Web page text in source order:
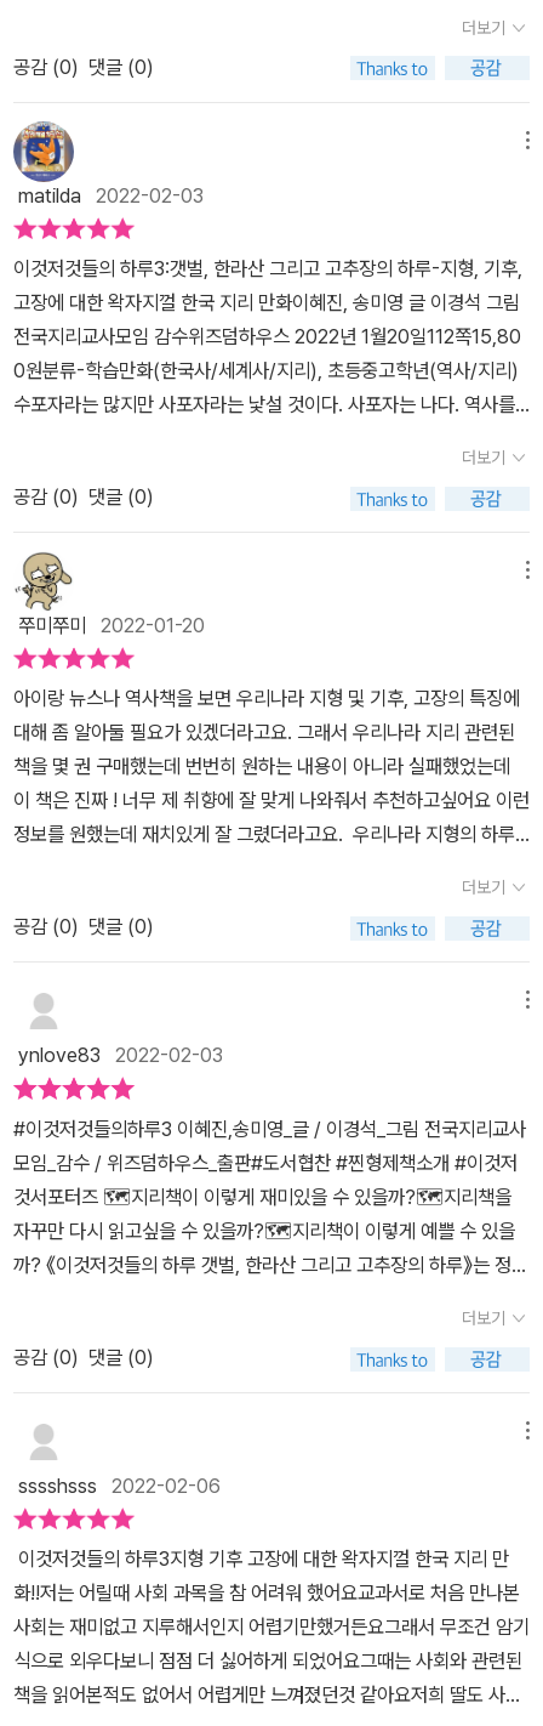
편은 언제 나오냐고 야단이다. 아이들과 함께 어른들도 함께 보면 좋
을 책이다.#위즈덤하우스 #이것저것들의하루3 #이것저것서포터즈
루 1편>은 똥,말미잘,화산의 하루 - 몸, 동물, 지구에 대한 왁자지껄
과학만화!<이것저것들의 하루 2편>에서는 바퀴, 파라오, 매머드의
하루- 사람, 물건, 동물들에 대한 왁자지껄 세계 역사 만화!<이것저것
들의 하루 3편>에서는 갯벌, 한라산 그리고 고추장의 하루- 지형, 기
후, 고장에 대한 왁자지껄 한국 지리 만화! 과학, 세계역사, 우리나라
지리 까지 너무 재미있고 유익한 시리즈다. *이것저것들의 하루 2편
을 너무 재미있게 읽었던지라 3편이 언제 나오나 기다리고 있었다.이
번에는 우리나라 지리의 이것저것들에 관한 모든 것이란다. 갯벌, 한
라산 그리고 고추장의 하루 라니~ 너무 기대된다.갯벌이야 두말하면
잔소리로 아이들이 진흙밭에서 뒹구는 걸 좋아하고, 한라산은 우리
나라 산중에 제일 높고 꼭 가고 싶은 산으로 찜해 놓았고, 고추장은 먹
어 봤지만 어떻게 만드는지 궁금해 했는데, 이것저것들의 하루 3편
에서 만났다고 아이들이 좋아한다.*이것저것들의 하루3편에서는 <
우리나라 지형의 하루><우리나라 기후의 하루><우리나라 고장의
어있는지, 사계절을 마주하는 우리나라 기후가 얼마나 변화무쌍한지,
우리나라 구석구석 에서 벌어지는지 일들이 바로 이 책에 담겨있다.
아이들이 재미있게 읽었다. 많은 양의 정보가 담긴 책은 읽다가 어려
워 지쳐 포기하게 된다. 하지만 이 책은 아이들이 부담없이 편하게 볼
수 있도록 하루 이야기를 들려준다.우리나라 고장의 하루에서는 우리
가 살고 있는 친근한 고장이야기를 들려준다. 우리 아이들은 인천이
나 파주휴전선, 자유로 등 자신이 경험하고 들었던 부분에서 더 관심
있게 보았다. 인천 짜장면 이야기 장면에서는 할 말이 많아진다. 인천
에 살면서 차이나타운에 직접 가서 짜장면을 먹고 들어봤던 이야기를
다.*이것저것들의 하루 시리즈는 다양한 분야의 이것저것들의 하루
를 보여주며 설명해주는 책이다.책에서는 우리나라 지리의 이런저런
것들의 하루를 보여주고 '요모조모 뜯어보기'에서 깊이있는 정보를 제
공하고, '비밀일기'에서는 알려지지 않은 이야기까지 들려준다. 아이
들의 호기심을 제대로 발동시킨다. '단어 뜻을 알려 줄게!' 에서는 책
속의 어려운 단어들을 쉽게 설명해 주어서 쉽고 즐거운 독서가 되도
록 도와준다.다음 이것저것들의 하루 4편은 어떤 하루 이야기를 들려
줄지 너무 기대된다.@위즈덤하우스 에서 좋은 책 보내주셔서 잘 읽
었습니다.감사합니다 <출판사로부터 제공받은 책을 읽고 작성한 주
관적인 글입니다 >
더보기
공감 (0) 댓글 (0)
matilda 2022-02-03
이것저것들의 하루3:갯벌, 한라산 그리고 고추장의 하루-지형, 기후,
고장에 대한 왁자지껄 한국 지리 만화이혜진, 송미영 글 이경석 그림
전국지리교사모임 감수위즈덤하우스 2022년 1월20일112쪽15,80
0원분류-학습만화(한국사/세계사/지리), 초등중고학년(역사/지리)
수포자라는 많지만 사포자라는 낯설 것이다. 사포자는 나다. 역사를
력의 부족인가. 암기력의 부족인가. 아무리 생각해보지만, 해답은 나
오지 않는다. 나도 10살이던 시절이 있었다. 그때는 새해가 되면 그냥
한 살먹고 새 학년이 되어 새 친구를 만난다고 설레기 바빴다. 이제 1
0살의 학부모가 되고 보니, 새학년으로 올라가는게 마냥 반갑지만은
않다. 드디어 내가 무서워하던 사회가 아이가 배우는 과목에 들어왔
기 때문이다. 송재환 선생님의 자녀교육서를 좋아한다. 아주 명쾌하
고 사족을 없애 요점만 정리해서 전해주시는 선생님의 책은 거의 구
비해서 두고두고 보는 편이다. 위즈덤하우스의 <초등3학년 늘어난
교과 공부, 어휘력으로 잡아라>에서도 사회를 다루고 있다. 아이들이
사회를 어려워하는 이유는 한마디로 ‘어휘‘때문이라고 하셨다. 사회
라고 하는 과목은 시공간의 확장성을 다루고 있기에 그에 대한 어휘
가 더 방대하다는 것이다. 이 사회라는 방대한 어휘를 우리 아이가 어
떻게 받아들이게 할 것인가? 사회를 좋아하는 아이로 만들 수 있는
방법은 부모님에게 달렸다. 억지로 암기를 하게 할 것인가. 즐거운 학
평활동으로 만나게 된 이 책은 3편이다. 이 책은 지형과 기후와 우리
나라 고장을 다루고 있다. 이 책에서 설명하고 있는 어휘들을 나열해
본다. 각 장에서 가장 마음에 드는 부분을 골라보았다.지형-문경 새
재, 순천만, 간척, 갯벌, 다도해, 석회동굴, 제주도 화산, 지진, 표준시
등등기후-절기, 황사, 장마, 자외선, 집중호우, 태풍, 열대야, 고기압,
우데기, 미세먼지 등등고장-수도권, 행정구역, 파주휴전선, 강원도 황
태, 세종시 자율주행버스, 온양 온천, 포항 용광로 등등 이 책은 번역
서도 아니다. 우리나라의 모습을 담고 있는 책이기에 그럴 것이다. ˝
서 더욱 믿음이 가는 책이다. 100페이지 조금 넘어가는 이 책에 방대
한 양의 지리내용이 들어있다. 이 책만 읽어도 아이가 학교들어가서
학습하는데 부족함이 없을 것이다. 사회공부를 하려면 그 장소에 견
학이나 현장체험을 다녀오는 것이 가장 좋은 방법이지만 지금은 코로
나 때문에 마음대로 할 수도 없는 상황이다. 이 책으로 우리 지형, 기
후, 고장을 즐겁게 배움으로써 아이들이 어려워할 사회를 더욱 가깝
고도 편하게 만들어 주었으면 한다.
더보기
공감 (0) 댓글 (0)
쭈미쭈미 2022-01-20
​아이랑 뉴스나 역사책을 보면 우리나라 지형 및 기후, 고장의 특징에
대해 좀 알아둘 필요가 있겠더라고요. 그래서 우리나라 지리 관련된
책을 몇 권 구매했는데 번번히 원하는 내용이 아니라 실패했었는데
이 책은 진짜 ! 너무 제 취향에 잘 맞게 나와줘서 추천하고싶어요 이런
정보를 원했는데 재치있게 잘 그렸더라고요. ​우리나라 지형의 하루 /
가지 주제로 다뤄진 만화이기도 하고요.요조모조 뜯어보기 / 비밀일
기 편으로 좀 더 자세히 설명해주거나, 사물에 이입해서 일기형식으
로도 풀어서 써서아이들이 몰입하는데 도움도 되더라고요.​ '비밀일
기'로 한국지리와 관련된 것들로 이입해서 바라보는 시선으로 보는
공원에서 사는 단풍나무의 잎이야. 가을이 온 뒤 빨강이는 날마다 마
음이 설레.'아침저녁으로 제법 날이 서늘해지고 있다. 몸이 근질근질
한걸 보니 곧 멋진 일이 생길 것 같다.''낮과 밤의 온도차가 커야 단풍
색이 아름답다고한다. 멋진단풍이 되려면 밤의 추위쯤 견뎌야지.'사회
개념특징과 잘 어울러져 일기표현을 재치있게 담아냈더라고요. ​온돌
은 바닥을 달구어서 방 안을 데우는 전통 난방장치이고 요즘은 바닥
에 온돌 파이프를 깔고 보일러를 이용해서 온돌 난방을 해요. 난로,히
터와 달리 바닥을 데우니까 오래도록 따듯해요.대청마루는 여름에 집
안에서 제일 시원하고 뒷문을 열면 바람이 앞뒤로 잘 통해요. 땅바닥
과 관련 있다는 것인데요!! 재미있는 고장의 특징을 배워보아요!​ 천안
은 호두가 처음들어온 곳이라고 해요 고려때 류청신이 원나레에서 묘
목을 가져와 심었고 그 뒤로 특산물로 키웠어요. 1943년에 천안에
살던 제과 기술자 부부가 천안 특산물이 호두로 과자를 만들면 좋겠
다 싶어서 만들었고 모양도 호두처럼 한거라고 하네요. 그렇게 호두
과자는 전국적으로 인기를 얻었다는~ 호두과자이야기​세종시 자율주
행 버스!자율주행이가능한 건 첨단 운전자보조 시스템 _차선인식,충
돌방지 센서+전방레이더 전자기파로 주변사물을 파악하는 센서
더보기
공감 (0) 댓글 (0)
ynlove83 2022-02-03
#이것저것들의하루3 이혜진,송미영_글 / 이경석_그림 전국지리교사
모임_감수 / 위즈덤하우스_출판#도서협찬 #찐형제책소개 #이것저
것서포터즈 🗺지리책이 이렇게 재미있을 수 있을까?🗺지리책을
자꾸만 다시 읽고싶을 수 있을까?🗺지리책이 이렇게 예쁠 수 있을
까? 《이것저것들의 하루 갯벌, 한라산 그리고 고추장의 하루》는 정말
존재하죠.그런데 우리나라 지리의 이런저런 것들에게도 하루가 있었
다는거!!! 왜 생각하지 못했을까요!!! ⛰우리나라 지형의 하루!🌤우리
나라 기후의 하루!🤿우리나라 고장의 하루! 이렇게 크게 세 부분으로
나누어 우리나라 땅 구석구석의 모습과 변화무쌍한 날씨를 쉽고 재미
있게 설명해주고 있어요🤗그리고 네가지 방법으로 설명해줍니다!
🗺<이것저것 하루>에서는우리나라 지리의 이런저런 것들이 하루
를 어떻게 보내는지 보여줘요. 백두산의 키가 미스터리라고?퍼즐일
까? 대동여지도해수욕장 모래에는 어떤 비밀이 있을까?해파리가 신
난 이유가 온난화라고?1억 년 전 공룡 발자국이 발견된 까닭은?내가
진짜 원조 인천 짜장면!매운맛 좀 볼래? 순창 고추장 🗺<요모조모
뜯어보기>에서는더 깊이 있는 정보를 알려줘요. 아찔한 다리의 세계
/ 놀라운 석회 동굴 탐험 / 우리 땅 별별 기네스 / 파헤치자! 지도의 비
더보기
공감 (0) 댓글 (0)
sssshsss 2022-02-06
이것저것들의 하루3지형 기후 고장에 대한 왁자지껄 한국 지리 만
화!!저는 어릴때 사회 과목을 참 어려워 했어요교과서로 처음 만나본
사회는 재미없고 지루해서인지 어렵기만했거든요그래서 무조건 암기
식으로 외우다보니 점점 더 싫어하게 되었어요그때는 사회와 관련된
책을 읽어본적도 없어서 어렵게만 느껴졌던것 같아요저희 딸도 사회